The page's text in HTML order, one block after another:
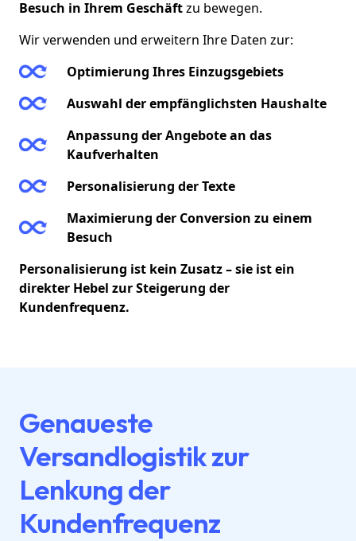
Besuch in Ihrem Geschäftzu bewegen.
Wir verwenden und erweitern Ihre Daten zur:
Optimierung Ihres Einzugsgebiets
Auswahl der empfänglichsten Haushalte
Anpassung der Angebote an das
Kaufverhalten
Personalisierung der Texte
Maximierung der Conversion zu einem
Besuch
Personalisierung ist kein Zusatz – sie ist ein
direkter Hebel zur Steigerung der
Kundenfrequenz.
Genaueste
Versandlogistik zur
Lenkung der
Kundenfrequenz